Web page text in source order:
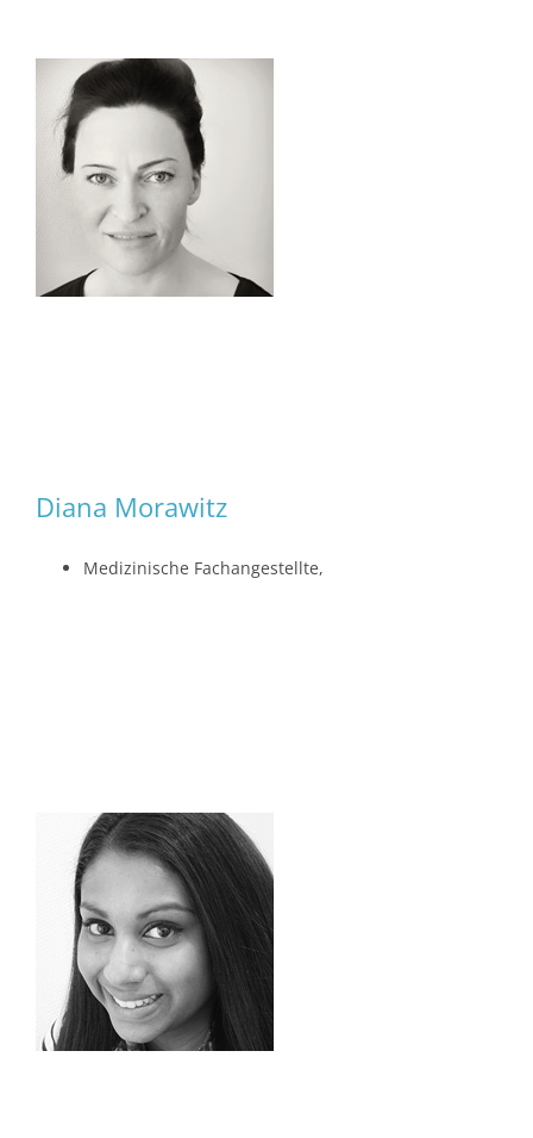
Diana Morawitz
Medizinische Fachangestellte,